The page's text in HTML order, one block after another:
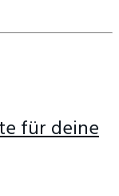
für deine